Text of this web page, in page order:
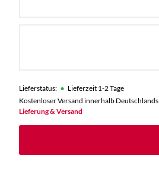
Lieferstatus: • Lieferzeit 1-2 Tage
Kostenloser Versand innerhalb Deutschlands
Lieferung & Versand